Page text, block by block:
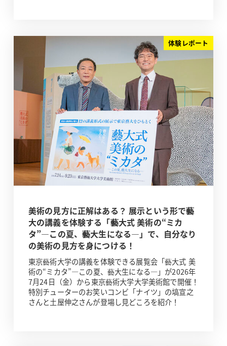
体験レポート
美術の見方に正解はある？ 展示という形で藝
大の講義を体験する「藝大式 美術の“ミカ
タ”―この夏、藝大生になる―」で、自分なり
の美術の見方を身につける！
東京藝術大学の講義を体験できる展覧会「藝大式 美
術の“ミカタ”―この夏、藝大生になる―」が2026年
7月24日（金）から東京藝術大学大学美術館で開催！
特別チューターのお笑いコンビ「ナイツ」の塙宣之
さんと土屋伸之さんが登場し見どころを紹介！